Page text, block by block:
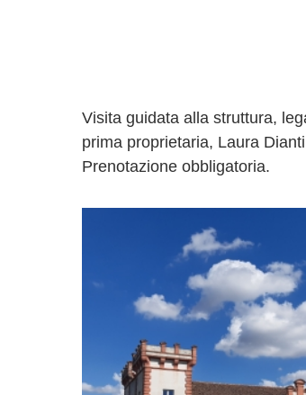
Visita guidata alla struttura,
prima proprietaria, Laura
Prenotazione obbligatoria.